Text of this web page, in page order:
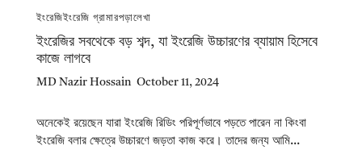
ইংরেজিইংরেজি গ্রামারপড়ালেখা
ইংরেজির সবথেকে বড় শব্দ, যা ইংরেজি উচ্চারণের ব্যায়াম হিসেবে
কাজে লাগবে
MD Nazir Hossain October 11, 2024
অনেকেই রয়েছেন যারা ইংরেজি রিডিং পরিপূর্ণভাবে পড়তে পারেন না কিংবা
ইংরেজি বলার ক্ষেত্রে উচ্চারণে জড়তা কাজ করে। তাদের জন্য আমি...